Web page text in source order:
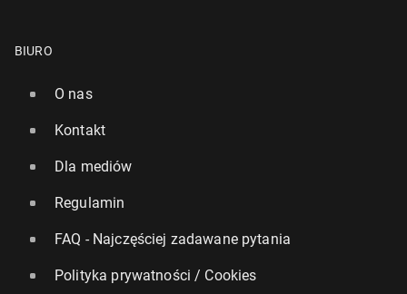
BIURO
O nas
Kontakt
Dla mediów
Regulamin
FAQ - Najczęściej zadawane pytania
Polityka prywatności / Cookies